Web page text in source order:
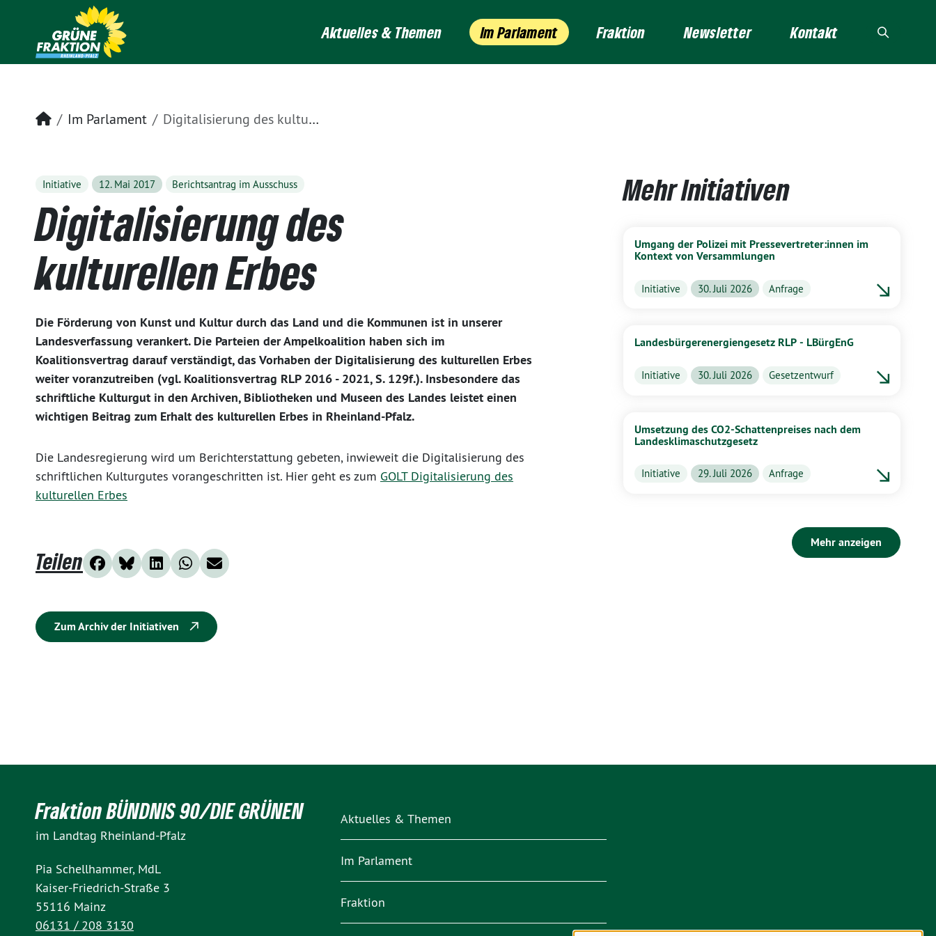
Aktuelles & Themen Im Parlament Fraktion Newsletter Kontakt
Startseite
Im Parlament Digitalisierung des kulturellen Erbes
Initiative 12. Mai 2017 Berichtsantrag im Ausschuss
Digitalisierung des
kulturellen Erbes
Die Förderung von Kunst und Kultur durch das Land und die Kommunen ist in unserer
Landesverfassung verankert. Die Parteien der Ampelkoalition haben sich im
Koalitionsvertrag darauf verständigt, das Vorhaben der Digitalisierung des kulturellen Erbes
weiter voranzutreiben (vgl. Koalitionsvertrag RLP 2016 - 2021, S. 129f.). Insbesondere das
schriftliche Kulturgut in den Archiven, Bibliotheken und Museen des Landes leistet einen
wichtigen Beitrag zum Erhalt des kulturellen Erbes in Rheinland-Pfalz.
Die Landesregierung wird um Berichterstattung gebeten, inwieweit die Digitalisierung des
schriftlichen Kulturgutes vorangeschritten ist. Hier geht es zum GOLT Digitalisierung des
kulturellen Erbes
Teilen
Zum Archiv der Initiativen
Mehr Initiativen
Umgang der Polizei mit Pressevertreter:innen im
Kontext von Versammlungen
Initiative 30. Juli 2026 Anfrage
Landesbürgerenergiengesetz RLP - LBürgEnG
Initiative 30. Juli 2026 Gesetzentwurf
Umsetzung des CO2-Schattenpreises nach dem
Landesklimaschutzgesetz
Initiative 29. Juli 2026 Anfrage
Mehr anzeigen
Fraktion BÜNDNIS 90/DIE GRÜNEN
im Landtag Rheinland-Pfalz
Pia Schellhammer, MdL
Kaiser-Friedrich-Straße 3
55116 Mainz
06131 / 208 3130
Aktuelles & Themen
Im Parlament
Fraktion